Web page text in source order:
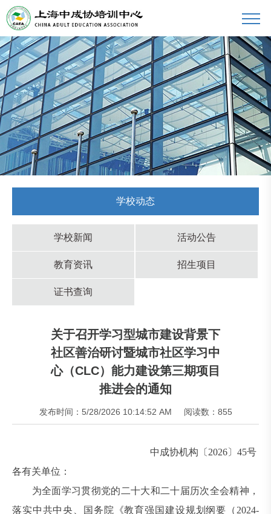
学校动态
学校新闻 活动公告
教育资讯 招生项目
证书查询
关于召开学习型城市建设背景下
社区善治研讨暨城市社区学习中
心（CLC）能力建设第三期项目
推进会的通知
发布时间：5/28/2026 10:14:52 AM 阅读数：855
中成协机构〔2026〕45号
各有关单位：
为全面学习贯彻党的二十大和二十届历次全会精神，
落实中共中央、国务院《教育强国建设规划纲要（2024-